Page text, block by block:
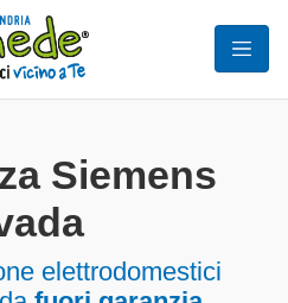
Siemens
elettrodomestici